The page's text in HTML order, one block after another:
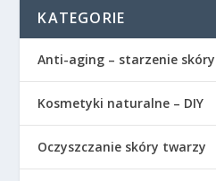
KATEGORIE
Anti-aging – starzenie skóry
Kosmetyki naturalne – DIY
Oczyszczanie skóry twarzy